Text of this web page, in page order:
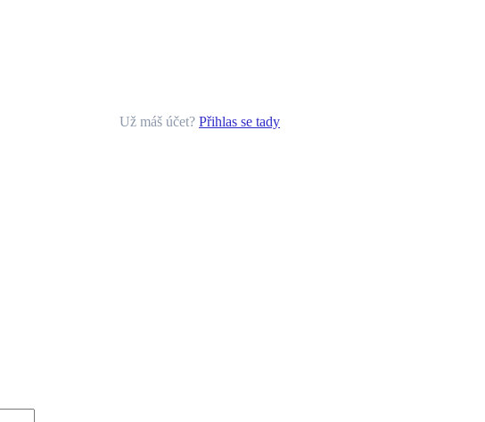
Už máš účet? Přihlas se tady